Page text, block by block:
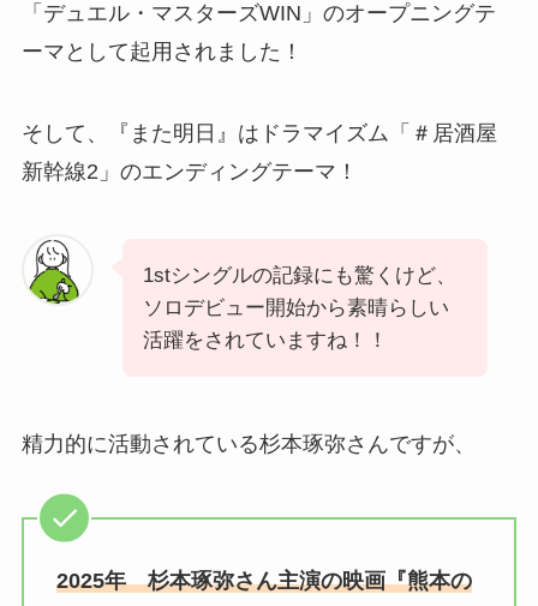
「デュエル・マスターズWIN」のオープニングテ
ーマとして起用されました！
そして、『また明日』はドラマイズム「＃居酒屋
新幹線2」のエンディングテーマ！
1stシングルの記録にも驚くけど、
ソロデビュー開始から素晴らしい
活躍をされていますね！！
精力的に活動されている杉本琢弥さんですが、
2025年 杉本琢弥さん主演の映画『熊本の